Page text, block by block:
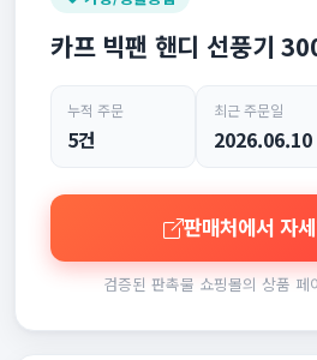
카프 빅팬 핸디 선풍기
누적 주문
5건
최근 주문일
2026.06.10
판매처에서 자
검증된 판촉물 쇼핑몰의 상품 페